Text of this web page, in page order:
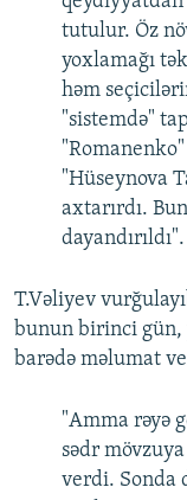
tutulur. Öz
yoxlamağı
həm
"sistemdə"
"Hüseynova
axtarırdı.
dayandırıldı".
T.Vəliyev
bunun birinci gün,
barədə məlumat
"Amma rəyə
sədr
verdi. Sonda